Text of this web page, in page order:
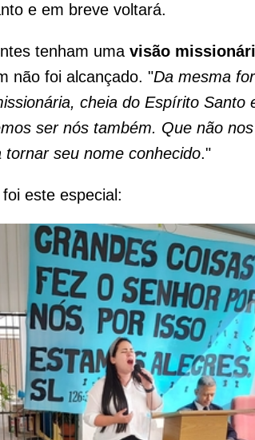
e em breve voltará.
tenham uma visão
não foi alcançado. "Da mesma
cheia do Espírito Santo
ser nós também. Que não
seu nome conhecido."
este especial: